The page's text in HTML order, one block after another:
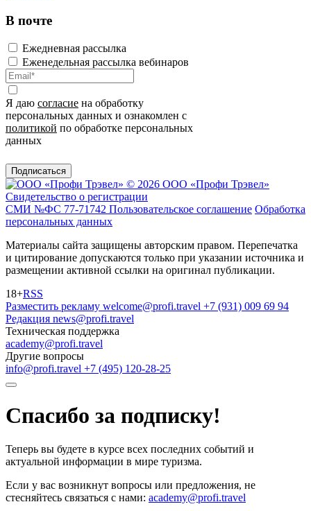
В почте
Ежедневная рассылка
Еженедельная рассылка вебинаров
Я даю согласие на обработку
персональных данных и ознакомлен с
политикой по обработке персональных
данных
Подписаться
© 2026 ООО «Профи Трэвeл»
Свидетельство о регистрации
СМИ №ФС 77-71742 Пользовательское соглашение Обработка
персональных данных
Материалы сайта защищены авторским правом. Перепечатка
и цитирование допускаются только при указании источника и
размещении активной ссылки на оригинал публикации.
18+RSS
Разместить рекламу welcome@profi.travel +7 (931) 009 69 94
Редакция news@profi.travel
Техническая поддержка
academy@profi.travel
Другие вопросы
info@profi.travel +7 (495) 120-28-25
Спасибо за подписку!
Теперь вы будете в курсе всех последних событий и
актуальной информации в мире туризма.
Если у вас возникнут вопросы или предложения, не
стесняйтесь связаться с нами: academy@profi.travel